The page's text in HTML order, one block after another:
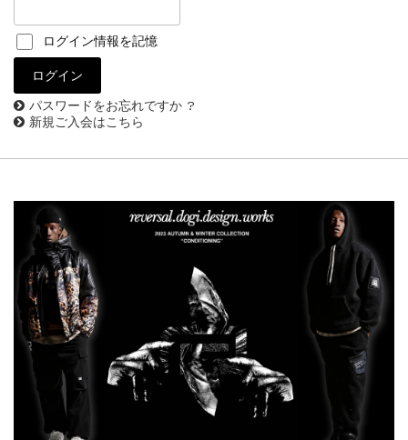
ログイン情報を記憶
パスワードをお忘れですか ?
新規ご入会はこちら